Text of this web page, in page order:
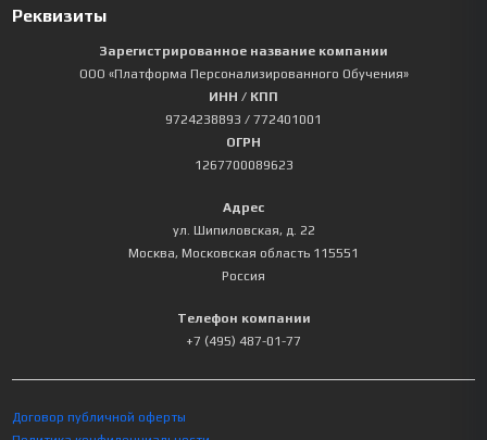
Реквизиты
Зарегистрированное название компании
ООО «Платформа Персонализированного Обучения»
ИНН / КПП
9724238893 / 772401001
ОГРН
1267700089623
Адрес
ул. Шипиловская, д. 22
Москва, Московская область 115551
Россия
Телефон компании
+7 (495) 487-01-77
Договор публичной оферты